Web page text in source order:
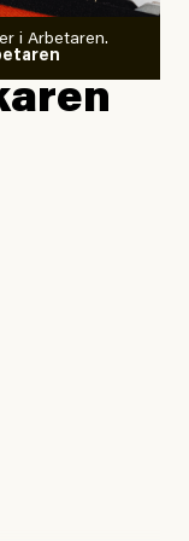
miljön.
att
för att
ETC.
korrekt rubrik
senare om
domar till
vars motiv att
som de
i Arbetaren.